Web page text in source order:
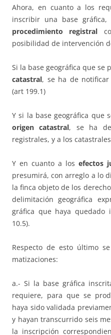
Ahora, en cuanto a los
inscribir una base
procedimiento registral
posibilidad de intervención
Si la base geográfica que se
catastral, se ha de
(art 199.1)
Y si la base geográfica que
origen catastral, se ha
registrales, y a los
Y en cuanto a los efectos
presumirá, con arreglo a lo
la finca objeto de los
delimitación geográfica
gráfica que haya quedado
10.5).
Respecto de esto último
matizaciones:
a.- Si la base gráfica
requiere, para que se
haya sido validada
y hayan transcurrido seis
la inscripción